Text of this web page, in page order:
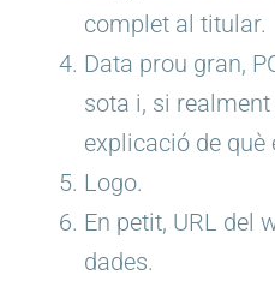
complet al titular.
Data prou gran,
sota i, si
explicació de què
Logo.
En petit, URL del
dades.